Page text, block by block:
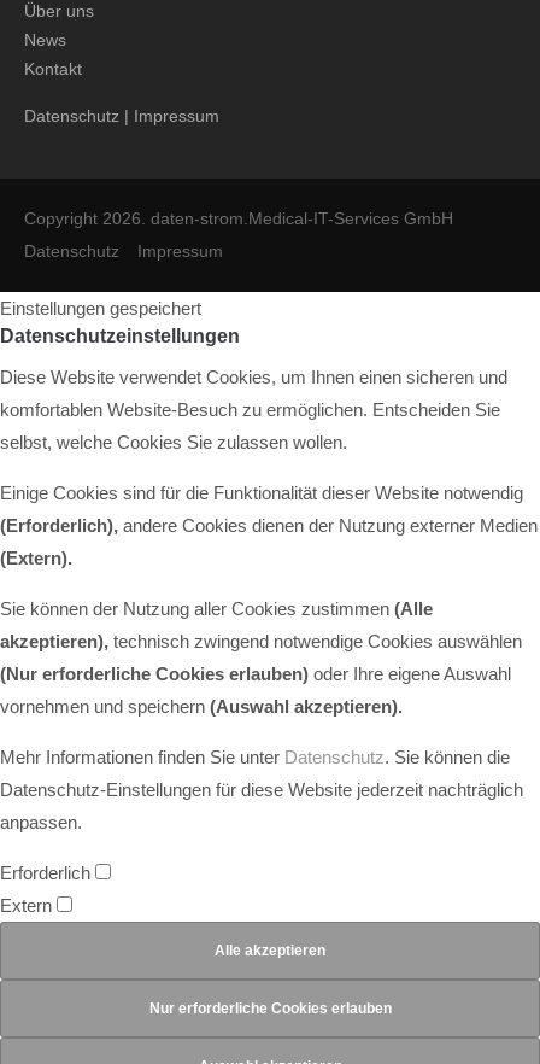
Über uns
News
Kontakt
Datenschutz | Impressum
Copyright 2026. daten-strom.Medical-IT-Services GmbH
Datenschutz
Impressum
Einstellungen gespeichert
Datenschutzeinstellungen
Diese Website verwendet Cookies, um Ihnen einen sicheren und
komfortablen Website-Besuch zu ermöglichen. Entscheiden Sie
selbst, welche Cookies Sie zulassen wollen.
Einige Cookies sind für die Funktionalität dieser Website notwendig
(Erforderlich), andere Cookies dienen der Nutzung externer Medien
(Extern).
Sie können der Nutzung aller Cookies zustimmen (Alle
akzeptieren), technisch zwingend notwendige Cookies auswählen
(Nur erforderliche Cookies erlauben) oder Ihre eigene Auswahl
vornehmen und speichern (Auswahl akzeptieren).
Mehr Informationen finden Sie unter Datenschutz. Sie können die
Datenschutz-Einstellungen für diese Website jederzeit nachträglich
anpassen.
Erforderlich
Extern